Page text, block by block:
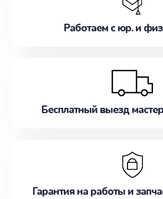
Работаем с юр. и
Бесплатный выезд
Гарантия на работы и